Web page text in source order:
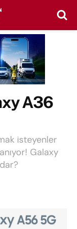
A36
isteyenler
Galaxy